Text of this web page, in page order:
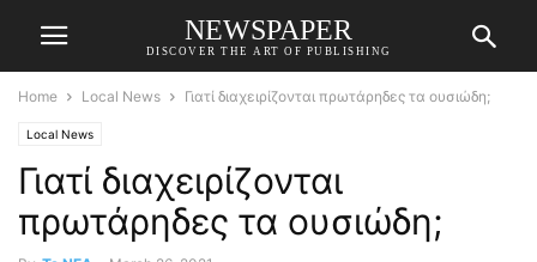
NEWSPAPER
DISCOVER THE ART OF PUBLISHING
Home Local News Γιατί διαχειρίζονται πρωτάρηδες τα ουσιώδη;
Local News
Γιατί διαχειρίζονται
πρωτάρηδες τα ουσιώδη;